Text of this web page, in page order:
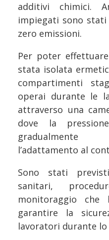
additivi chimici.
impiegati sono
zero emissioni.
Per poter
stata isolata
compartimenti
operai durante le
attraverso una
dove la
l’adattamento al
Sono stati
sanitari,
monitoraggio che
garantire la
lavoratori durante lo